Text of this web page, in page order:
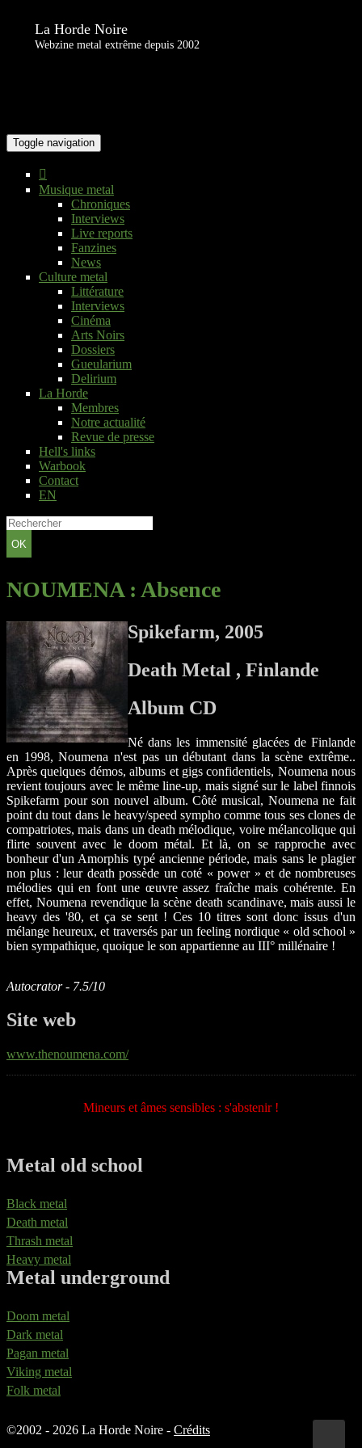
La Horde Noire
Webzine metal extrême depuis 2002
Toggle navigation
Musique metal
Chroniques
Interviews
Live reports
Fanzines
News
Culture metal
Littérature
Interviews
Cinéma
Arts Noirs
Dossiers
Gueularium
Delirium
La Horde
Membres
Notre actualité
Revue de presse
Hell's links
Warbook
Contact
EN
OK
NOUMENA: Absence
Spikefarm, 2005
Death Metal , Finlande
Album CD
Né dans les immensité glacées de Finlande
en 1998, Noumena n'est pas un débutant dans la scène extrême..
Après quelques démos, albums et gigs confidentiels, Noumena nous
revient toujours avec le même line-up, mais signé sur le label finnois
Spikefarm pour son nouvel album. Côté musical, Noumena ne fait
point du tout dans le heavy/speed sympho comme tous ses clones de
compatriotes, mais dans un death mélodique, voire mélancolique qui
flirte souvent avec le doom métal. Et là, on se rapproche avec
bonheur d'un Amorphis typé ancienne période, mais sans le plagier
non plus : leur death possède un coté « power » et de nombreuses
mélodies qui en font une œuvre assez fraîche mais cohérente. En
effet, Noumena revendique la scène death scandinave, mais aussi le
heavy des '80, et ça se sent ! Ces 10 titres sont donc issus d'un
mélange heureux, et traversés par un feeling nordique « old school »
bien sympathique, quoique le son appartienne au III° millénaire !
Autocrator - 7.5/10
Site web
www.thenoumena.com/
Mineurs et âmes sensibles : s'abstenir !
Metal old school
Black metal
Death metal
Thrash metal
Heavy metal
Metal underground
Doom metal
Dark metal
Pagan metal
Viking metal
Folk metal
©2002 - 2026 La Horde Noire - Crédits